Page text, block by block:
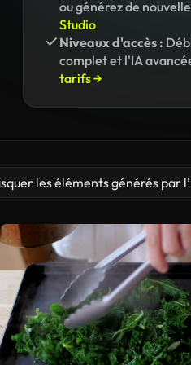
ou générez de
Studio
Niveaux d'accès :
complet et l'IA
tarifs →
les éléments générés par